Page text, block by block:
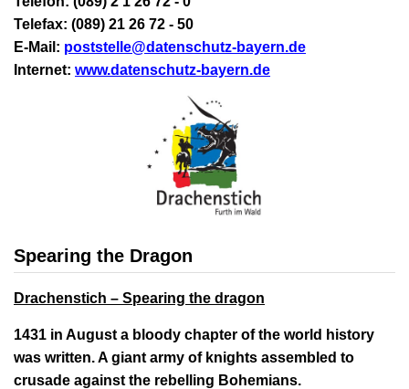
Telefax: (089) 21 26 72 - 50
E-Mail: poststelle@datenschutz-bayern.de
Internet: www.datenschutz-bayern.de
Spearing the Dragon
Drachenstich – Spearing the dragon
1431 in August a bloody chapter of the world history
was written. A giant army of knights assembled to
crusade against the rebelling Bohemians.